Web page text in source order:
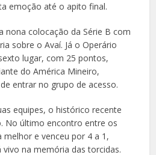
emoção até o apito final.
nona colocação da Série B com
sobre o Avaí. Já o Operário
lugar, com 25 pontos,
do América Mineiro,
entrar no grupo de acesso.
equipes, o histórico recente
No último encontro entre os
melhor e venceu por 4 a 1,
na memória das torcidas.